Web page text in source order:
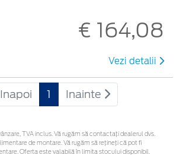
€ 164,08
Vezi detalii
Inapoi 1 Inainte
TVA inclus. Vă rugăm să contactaţi dealerul dvs.
de montare. Vă rugăm să rețineți că pot fi
Oferta este valabilă în limita stocului disponibil.